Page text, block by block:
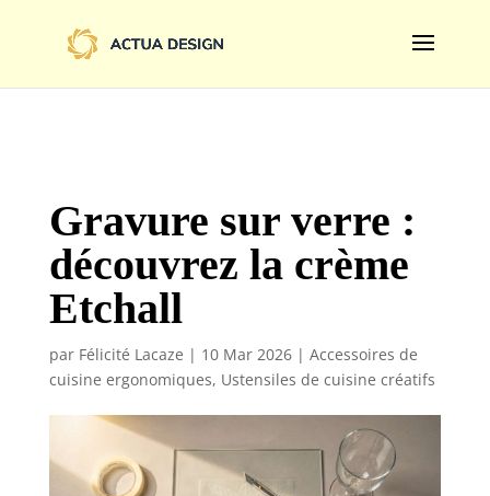
family=Limelight&display=swap');
Gravure sur verre :
découvrez la crème
Etchall
par Félicité Lacaze | 10 Mar 2026| Accessoires de
cuisine ergonomiques, Ustensiles de cuisine créatifs